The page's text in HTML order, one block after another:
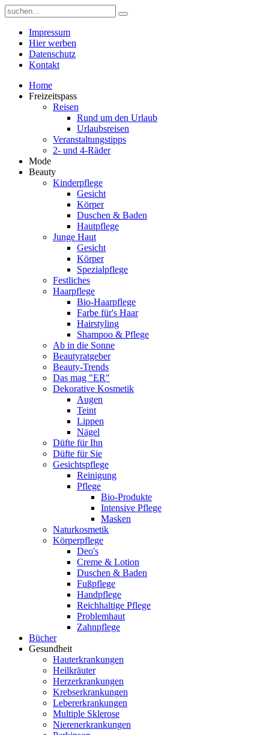
Impressum
Hier werben
Datenschutz
Kontakt
Home
Freizeitspass
Reisen
Rund um den Urlaub
Urlaubsreisen
Veranstaltungstipps
2- und 4-Räder
Mode
Beauty
Kinderpflege
Gesicht
Körper
Duschen & Baden
Hautpflege
Junge Haut
Gesicht
Körper
Spezialpflege
Festliches
Haarpflege
Bio-Haarpflege
Farbe für's Haar
Hairstyling
Shampoo & Pflege
Ab in die Sonne
Beautyratgeber
Beauty-Trends
Das mag "ER"
Dekorative Kosmetik
Augen
Teint
Lippen
Nägel
Düfte für Ihn
Düfte für Sie
Gesichtspflege
Reinigung
Pflege
Bio-Produkte
Intensive Pflege
Masken
Naturkosmetik
Körperpflege
Deo's
Creme & Lotion
Duschen & Baden
Fußpflege
Handpflege
Reichhaltige Pflege
Problemhaut
Zahnpflege
Bücher
Gesundheit
Hauterkrankungen
Heilkräuter
Herzerkrankungen
Krebserkrankungen
Lebererkrankungen
Multiple Sklerose
Nierenerkrankungen